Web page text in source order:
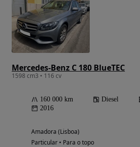
Mercedes-Benz C 180 BlueTEC
1598 cm3 • 116 cv
160 000 km Diesel
2016
Amadora (Lisboa)
Particular • Para o topo